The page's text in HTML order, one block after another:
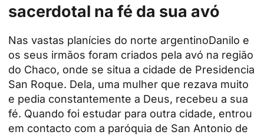
sacerdotal na fé da sua avó
Nas vastas planícies do norte argentinoDanilo e
os seus irmãos foram criados pela avó na região
do Chaco, onde se situa a cidade de Presidencia
San Roque. Dela, uma mulher que rezava muito
e pedia constantemente a Deus, recebeu a sua
fé. Quando foi estudar para outra cidade, entrou
em contacto com a paróquia de San Antonio de